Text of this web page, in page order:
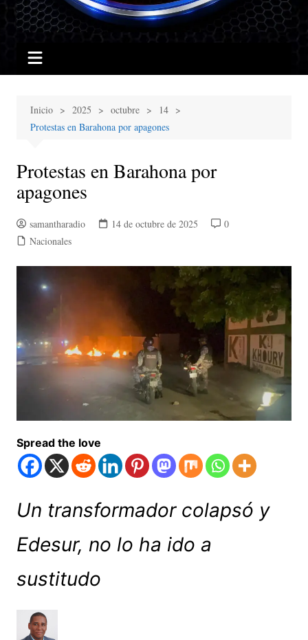
Inicio 2025 octubre
14
Protestas en Barahona por apagones
Protestas en Barahona por
apagones
samantharadio 14 de octubre de 2025
0
Nacionales
Spread the love
Un transformador colapsó y
Edesur, no lo ha ido a
sustitudo